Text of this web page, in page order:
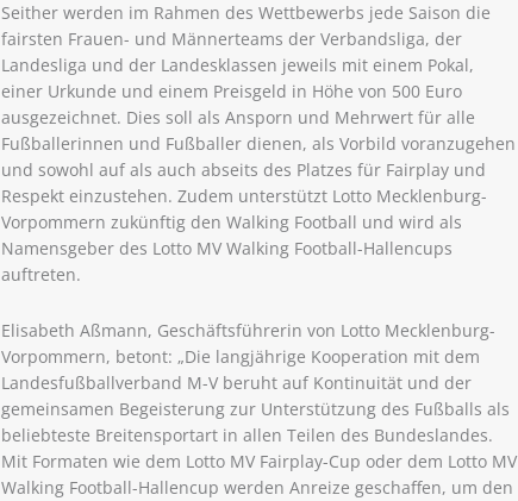
Seither werden im Rahmen des Wettbewerbs jede Saison die
fairsten Frauen- und Männerteams der Verbandsliga, der
Landesliga und der Landesklassen jeweils mit einem Pokal,
einer Urkunde und einem Preisgeld in Höhe von 500 Euro
ausgezeichnet. Dies soll als Ansporn und Mehrwert für alle
Fußballerinnen und Fußballer dienen, als Vorbild voranzugehen
und sowohl auf als auch abseits des Platzes für Fairplay und
Respekt einzustehen. Zudem unterstützt Lotto Mecklenburg-
Vorpommern zukünftig den Walking Football und wird als
Namensgeber des Lotto MV Walking Football-Hallencups
auftreten.
Elisabeth Aßmann, Geschäftsführerin von Lotto Mecklenburg-
Vorpommern, betont: „Die langjährige Kooperation mit dem
Landesfußballverband M-V beruht auf Kontinuität und der
gemeinsamen Begeisterung zur Unterstützung des Fußballs als
beliebteste Breitensportart in allen Teilen des Bundeslandes.
Mit Formaten wie dem Lotto MV Fairplay-Cup oder dem Lotto MV
Walking Football-Hallencup werden Anreize geschaffen, um den